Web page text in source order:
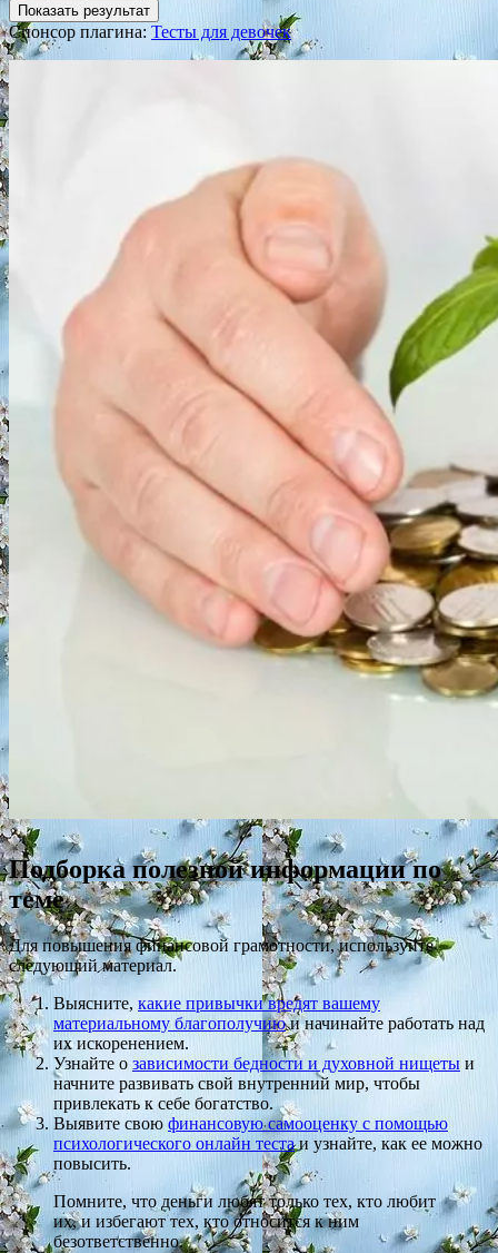
Спонсор плагина: Тесты для девочек
Подборка полезной информации по
теме
Для повышения финансовой грамотности, используйте
следующий материал.
Выясните, какие привычки вредят вашему
материальному благополучиюи начинайте работать над
их искоренением.
Узнайте о зависимости бедности и духовной нищеты и
начните развивать свой внутренний мир, чтобы
привлекать к себе богатство.
Выявите свою финансовую самооценку с помощью
психологического онлайн тестаи узнайте, как ее можно
повысить.
Помните, что деньги любят только тех, кто любит
их, и избегают тех, кто относится к ним
безответственно.